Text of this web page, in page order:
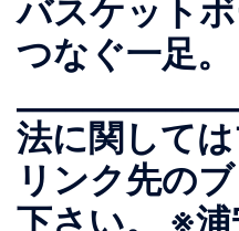
バスケット
つなぐ一足。
法に関して
リンク先の
下さい。 ※